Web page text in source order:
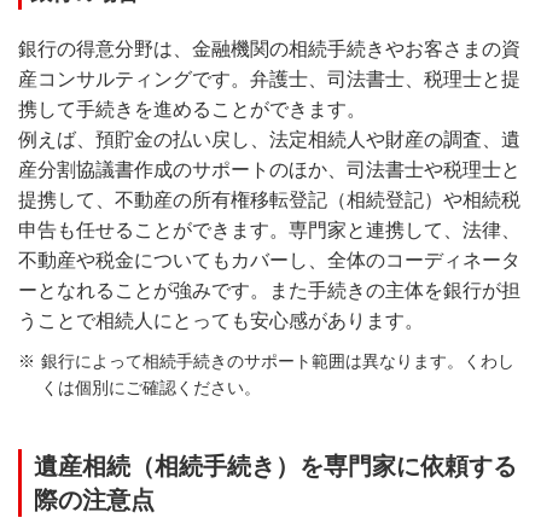
銀行の得意分野は、金融機関の相続手続きやお客さまの資
産コンサルティングです。弁護士、司法書士、税理士と提
携して手続きを進めることができます。
例えば、預貯金の払い戻し、法定相続人や財産の調査、遺
産分割協議書作成のサポートのほか、司法書士や税理士と
提携して、不動産の所有権移転登記（相続登記）や相続税
申告も任せることができます。専門家と連携して、法律、
不動産や税金についてもカバーし、全体のコーディネータ
ーとなれることが強みです。また手続きの主体を銀行が担
うことで相続人にとっても安心感があります。
銀行によって相続手続きのサポート範囲は異なります。くわし
くは個別にご確認ください。
遺産相続（相続手続き）を専門家に依頼する
際の注意点